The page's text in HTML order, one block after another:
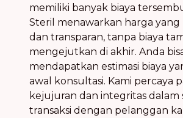
memiliki banyak biaya
Steril menawarkan harga
dan transparan, tanpa biaya
mengejutkan di akhir. Anda
mendapatkan estimasi biaya
awal konsultasi. Kami percaya
kejujuran dan integritas dalam
transaksi dengan pelanggan